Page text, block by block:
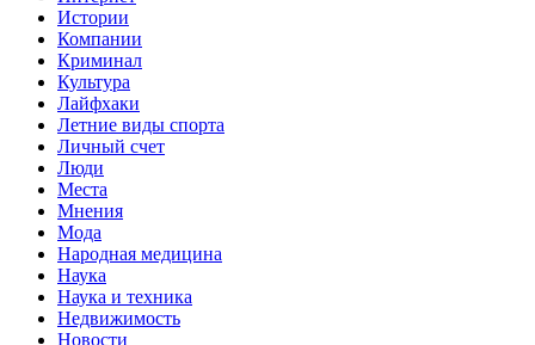
Истории
Компании
Криминал
Культура
Лайфхаки
Летние виды спорта
Личный счет
Люди
Места
Мнения
Мода
Народная медицина
Наука
Наука и техника
Недвижимость
Новости